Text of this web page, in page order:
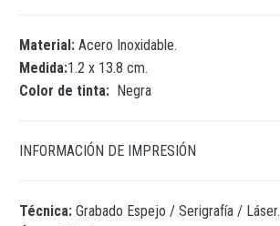
Material: Acero Inoxidable.
Medida:1.2 x 13.8 cm.
Color de tinta: Negra
INFORMACIÓN DE IMPRESIÓN
Técnica: Grabado Espejo / Serigrafía / Láser.